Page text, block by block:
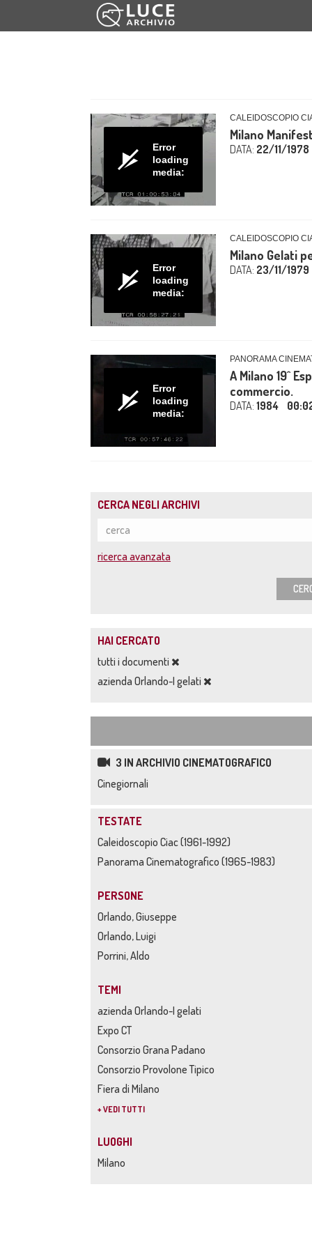
Error
loading
media:
CALEIDOSCOPIO
Milano
DATA: 22/11/1978
Error
loading
media:
CALEIDOSCOPIO
Milano Gelati
DATA: 23/11/1979
Error
loading
media:
PANORAMA
A Milano 19^
commercio.
DATA: 1984
CERCA NEGLI ARCHIVI
ricerca avanzata
HAI CERCATO
tutti i documenti
azienda Orlando-I gelati
3 IN ARCHIVIO CINEMATOGRAFICO
Cinegiornali
TESTATE
Caleidoscopio Ciac (1961-1992)
Panorama Cinematografico (1965-1983)
PERSONE
Orlando, Giuseppe
Orlando, Luigi
Porrini, Aldo
TEMI
azienda Orlando-I gelati
Expo CT
Consorzio Grana Padano
Consorzio Provolone Tipico
Fiera di Milano
+ VEDI TUTTI
LUOGHI
Milano